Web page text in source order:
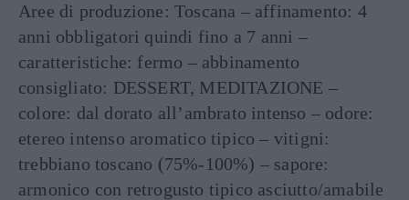
Aree di produzione: Toscana – affinamento: 4
anni obbligatori quindi fino a 7 anni –
caratteristiche: fermo – abbinamento
consigliato: DESSERT, MEDITAZIONE –
colore: dal dorato all’ambrato intenso – odore:
etereo intenso aromatico tipico – vitigni:
trebbiano toscano (75%-100%) – sapore:
armonico con retrogusto tipico asciutto/amabile